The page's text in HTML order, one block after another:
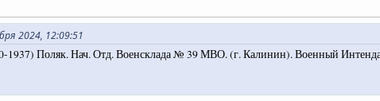
2024, 12:09:51
1937) Поляк. Нач. Отд. Военсклада № 39 МВО. (г. Калинин). Военный